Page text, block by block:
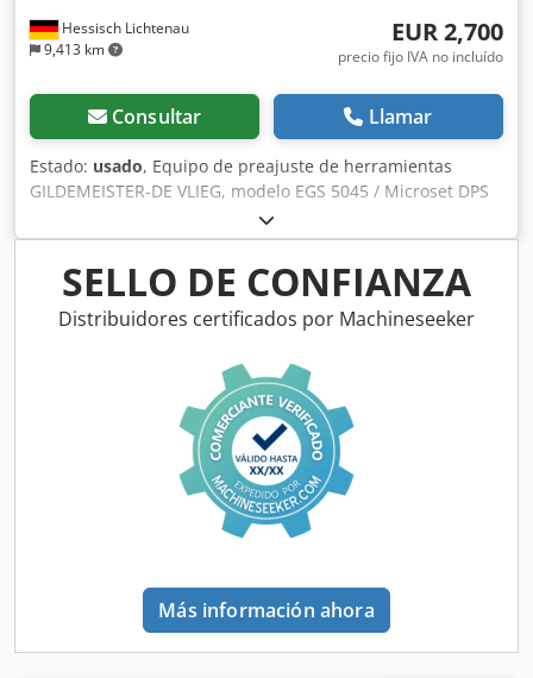
Hessisch Lichtenau
9,413 km
EUR 2,700
precio fijo IVA no incluído
Consultar Llamar
Estado: usado, Equipo de preajuste de herramientas
GILDEMEISTER-DE VLIEG, modelo EGS 5045 / Microset DPS
100 N.º de serie: 83-10-102, año de fabricación: 2002
Recorrido del eje X: aprox. 400 mm Recorrido del eje Z:
aprox. 400 mm Portaherramientas en la mesa giratoria: Ø
50 mm Diámetro del círculo de los orificios de los
portaherramientas en la mesa giratoria: Ø 340 mm Cono
portaherramientas como mesa giratoria con 8 orificios de
sujeción: Ø 50 mm Diámetro de centrado del plato
portaherramientas montado: Ø 102 mm Soporte de brida
giratorio con diámetro de centrado: Ø 102 mm Soporte de
brida giratorio con diámetro exterior: Ø 155 mm Soporte
de brida giratorio con 3 orificios de fijación M10, círculo de
orificios: Ø 130 mm Conexión a la red eléctrica: 230 V, 50
Hz - Electrónica de medición Microset DPS 100 - Mesa
1x RS232, 2x sistema de medición (X/Z) - Proyector de
perfiles con pantalla de Ø 100 mm, ampliación de 20x y
dos discos de vidrio mate - Disco de vidrio mate fijo con
SELLO DE CONFIANZA
Distribuidores certificados por Machineseeker
Más información ahora